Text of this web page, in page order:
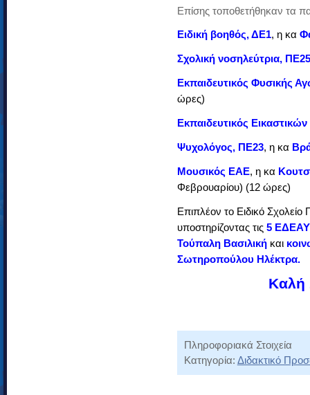
Επίσης τοποθετήθηκαν τα
Ειδική βοηθός, ΔΕ1, η κα
Σχολική νοσηλεύτρια, ΠΕ25
Εκπαιδευτικός Φυσικής
ώρες)
Εκπαιδευτικός Εικαστικών
Ψυχολόγος, ΠΕ23, η κα
Μουσικός ΕΑΕ, η κα
Φεβρουαρίου) (12 ώρες)
Επιπλέον το Ειδικό
υποστηρίζοντας τις 5 ΕΔΕΑΥ
Τούπαλη Βασιλικήκαι
Σωτηροπούλου Ηλέκτρα.
Καλή
Πληροφοριακά Στοιχεία
Κατηγορία: Διδακτικό